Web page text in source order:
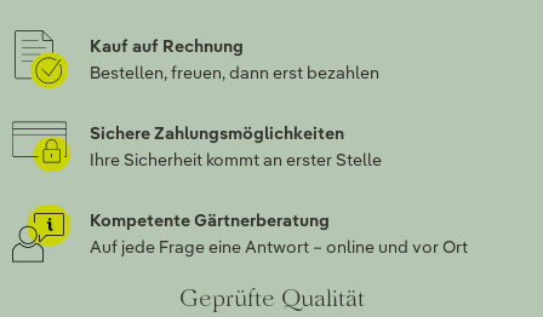
Kauf auf Rechnung
Bestellen, freuen, dann erst bezahlen
Sichere Zahlungsmöglichkeiten
Ihre Sicherheit kommt an erster Stelle
Kompetente Gärtnerberatung
Auf jede Frage eine Antwort – online und vor Ort
Geprüfte Qualität